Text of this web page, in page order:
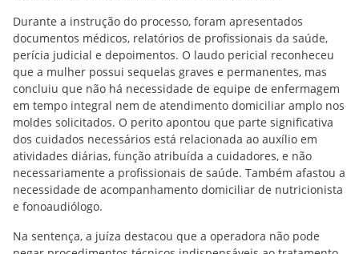
Durante a instrução do processo, foram apresentados
documentos médicos, relatórios de profissionais da saúde,
perícia judicial e depoimentos. O laudo pericial reconheceu
que a mulher possui sequelas graves e permanentes, mas
concluiu que não há necessidade de equipe de enfermagem
em tempo integral nem de atendimento domiciliar amplo nos
moldes solicitados. O perito apontou que parte significativa
dos cuidados necessários está relacionada ao auxílio em
atividades diárias, função atribuída a cuidadores, e não
necessariamente a profissionais de saúde. Também afastou a
necessidade de acompanhamento domiciliar de nutricionista
e fonoaudiólogo.
Na sentença, a juíza destacou que a operadora não pode